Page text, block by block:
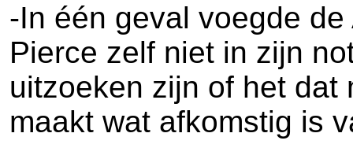
-In één geval voegde
Pierce zelf niet in zijn
uitzoeken zijn of het dat
maakt wat afkomstig is